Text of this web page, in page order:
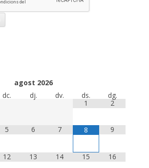
agost 2026
dc. dj. dv. ds.
dg.
1
2
5 6 7 8 9
12 13 14 15 16